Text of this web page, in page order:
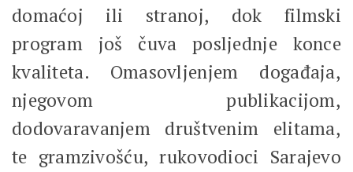
domaćoj ili stranoj, dok filmski
program još čuva posljednje konce
kvaliteta. Omasovljenjem događaja,
njegovom publikacijom,
dodovaravanjem društvenim elitama,
te gramzivošću, rukovodioci Sarajevo